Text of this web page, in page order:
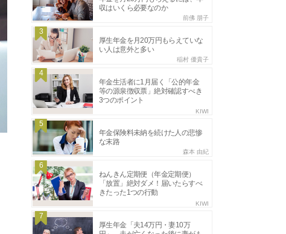
収はいくら必要なのか
前佛 朋子
3
厚生年金を月20万円もらえていな
い人は意外と多い
稲村 優貴子
4
年金生活者に1月届く「公的年金
等の源泉徴収票」絶対確認すべき
3つのポイント
KIWI
5
年金保険料未納を続けた人の悲惨
な末路
森本 由紀
6
ねんきん定期便（年金定期便）
「放置」絶対ダメ！届いたらすべ
きたった1つの行動
KIWI
7
厚生年金「夫14万円・妻10万